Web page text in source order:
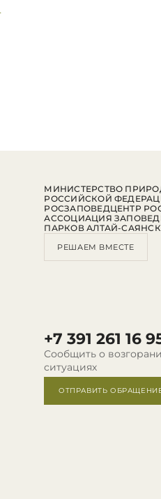
+7 391 261 16
Сообщить о
ситуациях
ОТПРАВИТЬ
МИНИСТЕРСТВО
РОССИЙСКОЙ
РОСЗАПОВЕДЦЕНТР
АССОЦИАЦИЯ
ПАРКОВ АЛТАЙ-
РЕШАЕМ ВМЕСТЕ